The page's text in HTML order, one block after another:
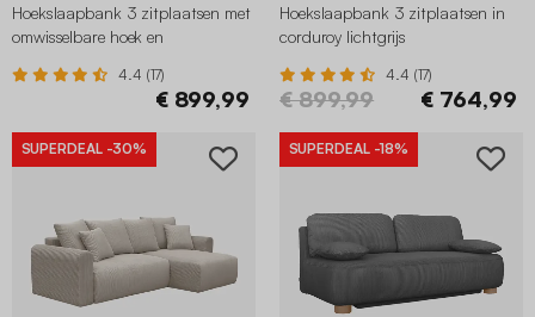
Hoekslaapbank 3 zitplaatsen met
omwisselbare hoek en
4.4 (17)
€ 899,99
Hoekslaapbank 3 zitplaatsen in
corduroy lichtgrijs
4.4 (17)
€ 899,99 € 764,99
SUPERDEAL -30% SUPERDEAL -18%